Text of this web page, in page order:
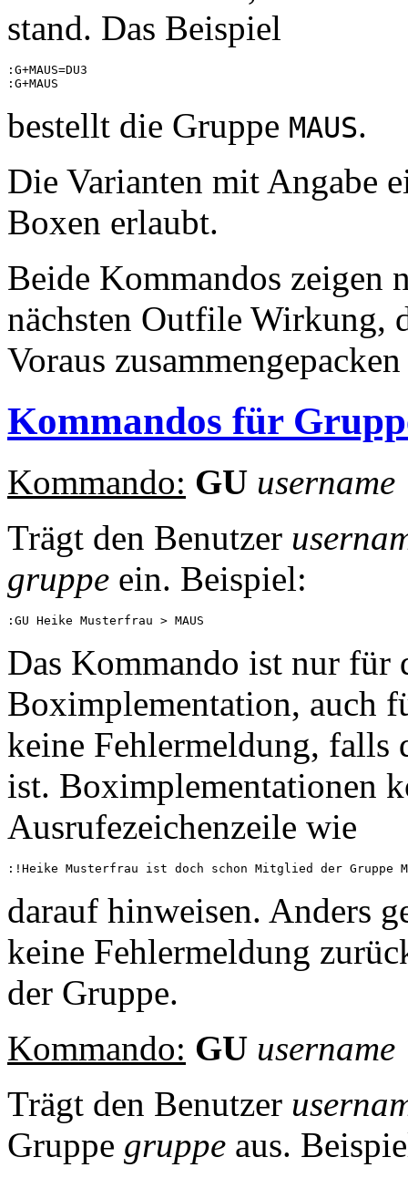
stand. Das Beispiel
:G+MAUS=DU3
bestellt die Gruppe MAUS.
Die Varianten mit Angabe
Boxen erlaubt.
Beide Kommandos zeigen
nächsten Outfile Wirkung,
Voraus
Kommandos für
Kommando: GU username
Trägt den Benutzer
gruppe ein. Beispiel:
Das Kommando ist nur für
Boximplementation, auch
keine Fehlermeldung, falls
ist. Boximplementationen
Ausrufezeichenzeile wie
darauf hinweisen. Anders
keine Fehlermeldung
der Gruppe.
Kommando: GU username
Trägt den Benutzer
Gruppe gruppe aus.